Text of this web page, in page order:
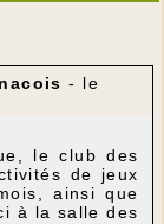
- le
le club des
de jeux
ainsi que
à la salle des